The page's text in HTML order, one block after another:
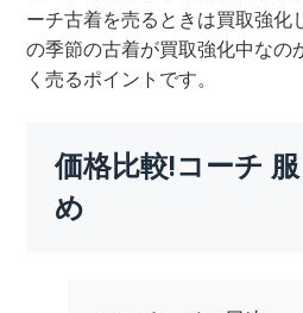
ーチ古着を売るときは買取強化
の季節の古着が買取強化中なの
く売るポイントです。
価格比較!コーチ
め